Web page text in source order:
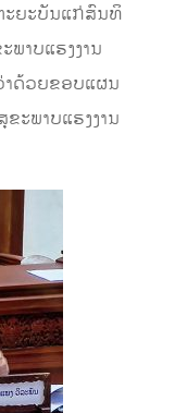
ະຍະບັນແກ່ສົນທິ
າບແຮງງານ
ດ້ວຍຂອບແຜນ
ະພາບແຮງງານ